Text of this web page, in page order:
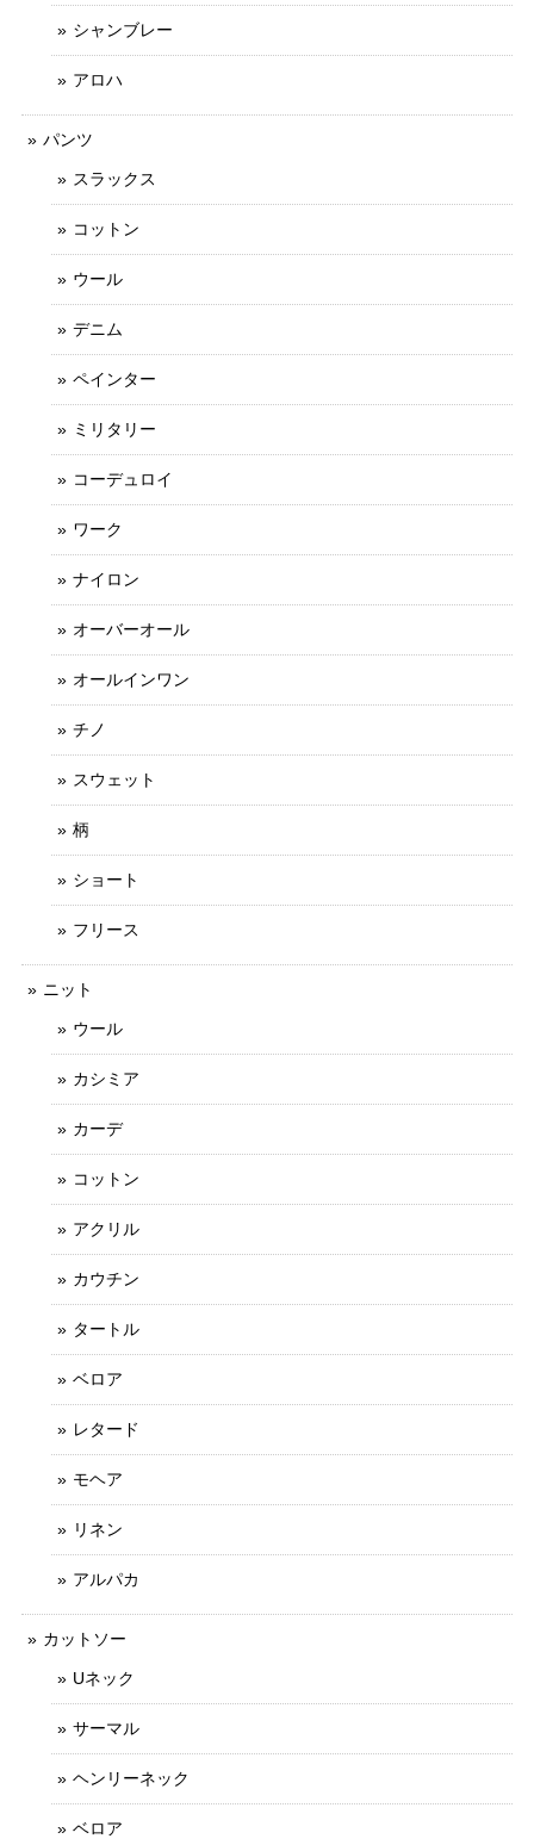
シャンブレー
アロハ
パンツ
スラックス
コットン
ウール
デニム
ペインター
ミリタリー
コーデュロイ
ワーク
ナイロン
オーバーオール
オールインワン
チノ
スウェット
柄
ショート
フリース
ニット
ウール
カシミア
カーデ
コットン
アクリル
カウチン
タートル
ベロア
レタード
モヘア
リネン
アルパカ
カットソー
Uネック
サーマル
ヘンリーネック
ベロア